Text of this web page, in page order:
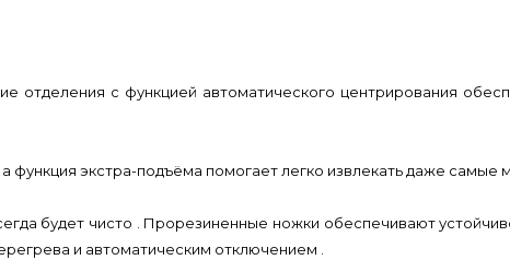
отделения с функцией автоматического центрирования
функция экстра-подъёма помогает легко извлекать даже самые
будет чисто . Прорезиненные ножки обеспечивают
и автоматическим отключением .